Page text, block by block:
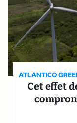
ATLANTICO
Cet effet